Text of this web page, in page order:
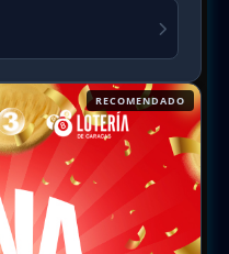
RECOMENDADO